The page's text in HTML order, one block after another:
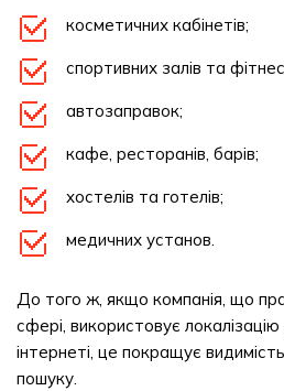
косметичних кабінетів;
спортивних залів та
автозаправок;
кафе, ресторанів, барів;
хостелів та готелів;
медичних установ.
До того ж, якщо компанія, що
сфері, використовує
інтернеті, це покращує
пошуку.